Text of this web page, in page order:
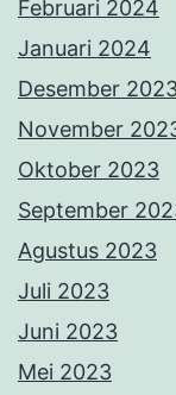
Januari 2023
Desember 2022
November
Oktober 2022
September 2022
Agustus 2022
Juli 2022
Juni 2022
Mei 2022
April 2022